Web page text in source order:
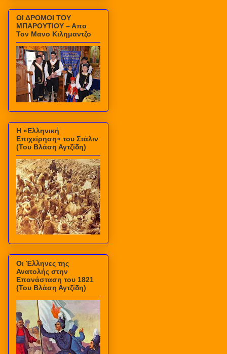
ΟΙ ΔΡΟΜΟΙ ΤΟΥ
ΜΠΑΡΟΥΤΙΟΥ – Απο
Τον Μανο Κιλημαντζο
Η «Ελληνική
Επιχείρηση» του Στάλιν
(Του Βλάση Αγτζίδη)
Οι Έλληνες της
Ανατολής στην
Επανάσταση του 1821
(Του Βλάση Αγτζίδη)